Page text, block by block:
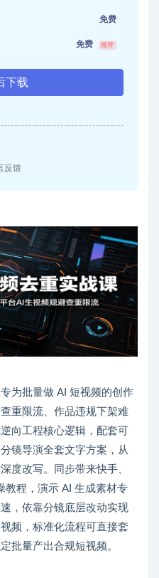
免费
免费 推荐
下载
反馈
为批量做 AI 短视频的创作
重限流、作品违规下架难
向工程核心逻辑，配套可
镜导演全套文字方案，从
度改写。同步带来快手、
教程，演示 AI 生成素材专
，依靠分镜底层改动实现
频，标准化流程可直接套
批量产出合规短视频。